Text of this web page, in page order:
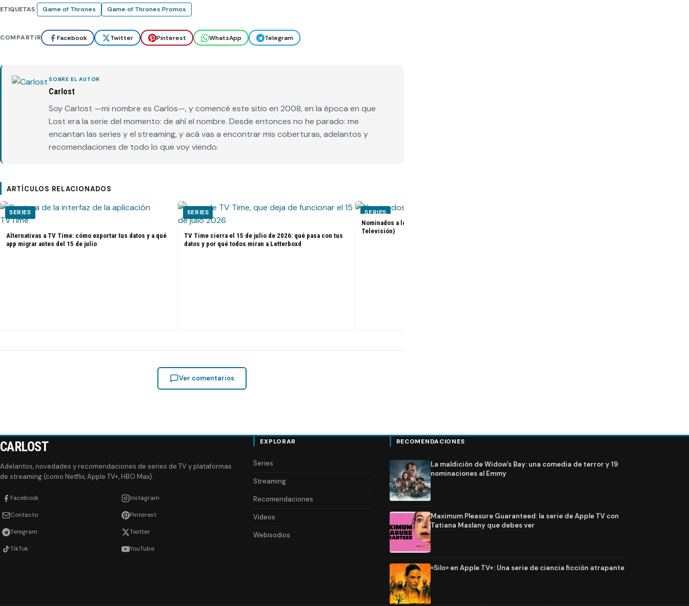
ETIQUETAS Game of Thrones Game of Thrones Promos
COMPARTIR Facebook Twitter Pinterest WhatsApp Telegram
SOBRE EL AUTOR
Carlost
Soy Carlost —mi nombre es Carlos—, y comencé este sitio en 2008, en la época en que
Lost era la serie del momento: de ahí el nombre. Desde entonces no he parado: me
encantan las series y el streaming, y acá vas a encontrar mis coberturas, adelantos y
recomendaciones de todo lo que voy viendo.
ARTÍCULOS RELACIONADOS
SERIES
Alternativas a TV Time: cómo exportar tus datos y a qué
app migrar antes del 15 de julio
SERIES
TV Time cierra el 15 de julio de 2026: qué pasa con tus
datos y por qué todos miran a Letterboxd
SERIES
Nominados a los premios Golden Globes 2025 (Cine y
Televisión)
Ver comentarios
CARLOST
Adelantos, novedades y recomendaciones de series de TV y plataformas
de streaming (como Netflix, Apple TV+, HBO Max).
Facebook Instagram
Contacto Pinterest
Telegram Twitter
TikTok YouTube
EXPLORAR
Series
Streaming
Recomendaciones
Videos
Webisodios
RECOMENDACIONES
La maldición de Widow’s Bay: una comedia de terror y 19
nominaciones al Emmy
Maximum Pleasure Guaranteed: la serie de Apple TV con
Tatiana Maslany que debes ver
«Silo» en Apple TV+: Una serie de ciencia ficción atrapante